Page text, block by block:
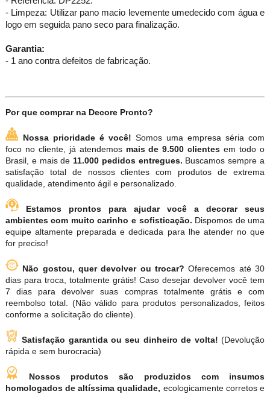
- Limpeza: Utilizar pano macio levemente umedecido com água e
logo em seguida pano seco para finalização.
Garantia:
- 1 ano contra defeitos de fabricação.
Por que comprar na Decore Pronto?
Nossa prioridade é você! Somos uma empresa séria com
foco no cliente, já atendemos mais de 9.500 clientes em todo o
Brasil, e mais de 11.000 pedidos entregues. Buscamos sempre a
satisfação total de nossos clientes com produtos de extrema
qualidade, atendimento ágil e personalizado.
Estamos prontos para ajudar você a decorar seus
ambientes com muito carinho e sofisticação. Dispomos de uma
equipe altamente preparada e dedicada para lhe atender no que
for preciso!
Não gostou, quer devolver ou trocar?Oferecemos até 30
dias para troca, totalmente grátis! Caso desejar devolver você tem
7 dias para devolver suas compras totalmente grátis e com
reembolso total. (Não válido para produtos personalizados, feitos
conforme a solicitação do cliente).
Satisfação garantida ou seu dinheiro de volta!(Devolução
rápida e sem burocracia)
Nossos produtos são produzidos com insumos
homologados de altíssima qualidade, ecologicamente corretos e